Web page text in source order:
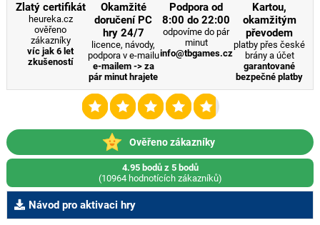
Zlatý certifikát
heureka.cz
ověřeno
zákazníky
víc jak 6 let
zkušeností
Okamžité
doručení PC
hry 24/7
licence, návody,
podpora v e-mailu
e-mailem -> za
pár minut hrajete
Podpora od
8:00 do 22:00
odpovíme do pár
minut
info@tbgames.cz
Kartou,
okamžitým
převodem
platby přes české
brány a účet
garantované
bezpečné platby
Ověřeno zákazníky
4.95 bodů z 5 bodů
(10964 hodnotících zákazníků)
Návod pro aktivaci hry